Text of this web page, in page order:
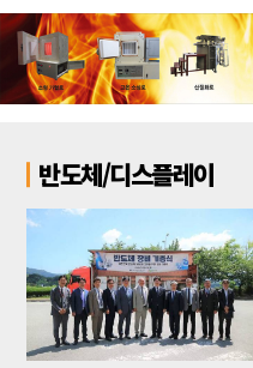
반도체/디스플레이